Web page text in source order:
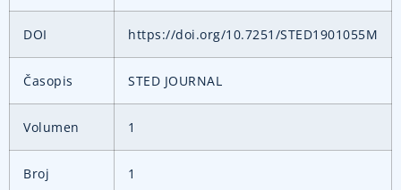
DOI https://doi.org/10.7251/STED1901055M
Časopis STED JOURNAL
Volumen 1
Broj 1